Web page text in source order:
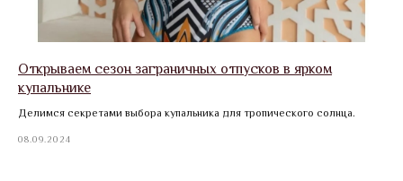
Открываем сезон заграничных отпусков в ярком
купальнике
Делимся секретами выбора купальника для тропического солнца.
08.09.2024